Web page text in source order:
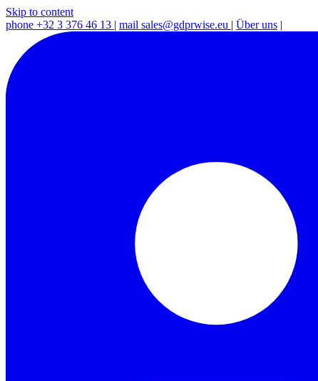
Skip to content
phone +32 3 376 46 13 | mail sales@gdprwise.eu | Über uns |